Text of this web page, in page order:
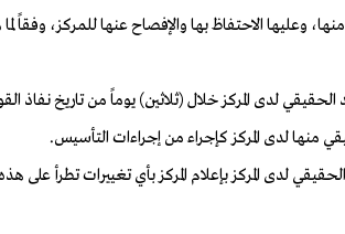
الاحتفاظ بها والإفصاح عنها للمركز، وفقاً